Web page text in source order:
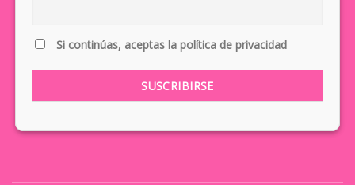
Si continúas, aceptas la política de privacidad